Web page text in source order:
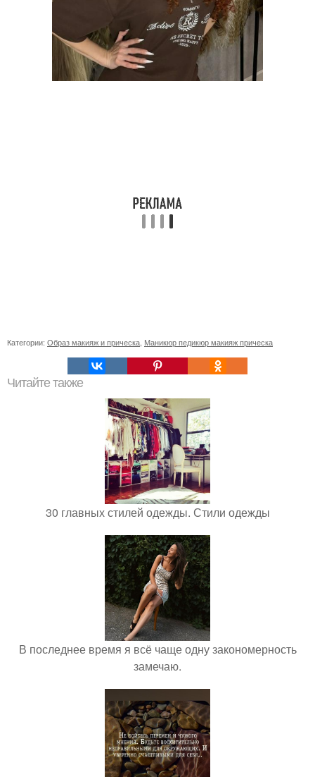
Категории: Образ макияж и прическа Маникюр педикюр макияж прическа
Читайте также
30 главных стилей одежды. Стили одежды
В последнее время я всё чаще одну закономерность
замечаю.